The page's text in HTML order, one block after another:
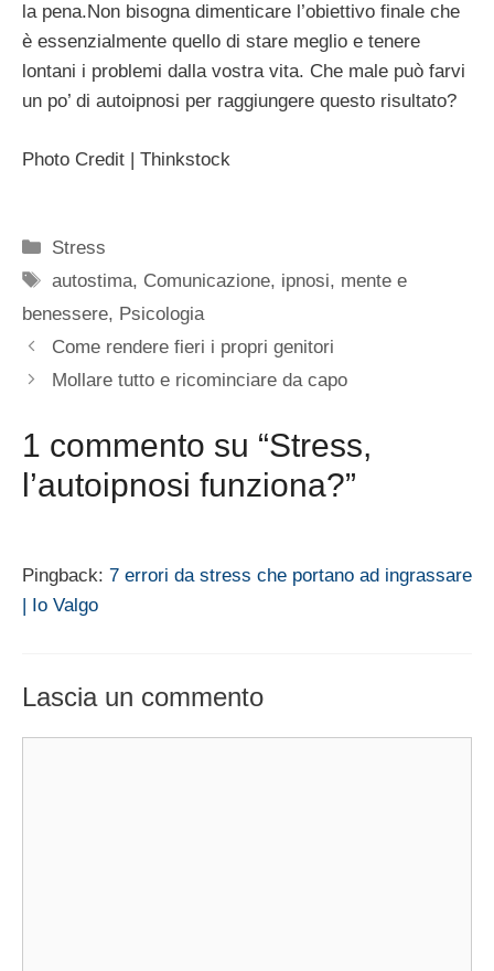
la pena.Non bisogna dimenticare l’obiettivo finale che
è essenzialmente quello di stare meglio e tenere
lontani i problemi dalla vostra vita. Che male può farvi
un po’ di autoipnosi per raggiungere questo risultato?
Photo Credit | Thinkstock
Categorie
Stress
Tag
autostima, Comunicazione, ipnosi, mente e
benessere, Psicologia
Come rendere fieri i propri genitori
Mollare tutto e ricominciare da capo
1 commento su “Stress,
l’autoipnosi funziona?”
Pingback: 7 errori da stress che portano ad ingrassare
| Io Valgo
Lascia un commento